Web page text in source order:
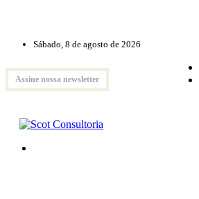
Sábado, 8 de agosto de 2026
Assine nossa newsletter